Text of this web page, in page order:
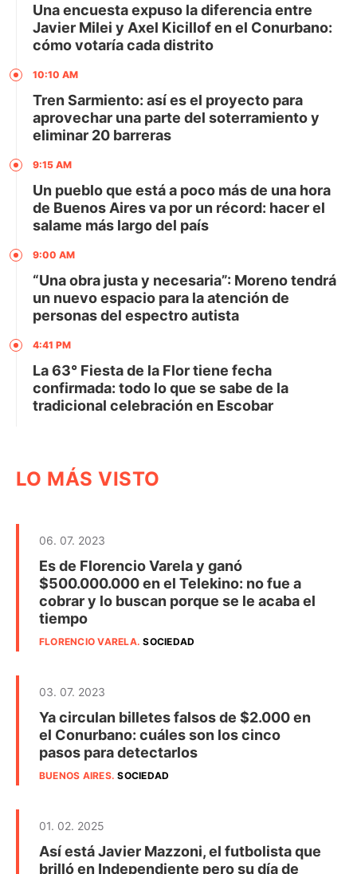
Una encuesta expuso la diferencia entre
Javier Milei y Axel Kicillof en el Conurbano:
cómo votaría cada distrito
10:10 AM
Tren Sarmiento: así es el proyecto para
aprovechar una parte del soterramiento y
eliminar 20 barreras
9:15 AM
Un pueblo que está a poco más de una hora
de Buenos Aires va por un récord: hacer el
salame más largo del país
9:00 AM
“Una obra justa y necesaria”: Moreno tendrá
un nuevo espacio para la atención de
personas del espectro autista
4:41 PM
La 63° Fiesta de la Flor tiene fecha
confirmada: todo lo que se sabe de la
tradicional celebración en Escobar
LO MÁS VISTO
06. 07. 2023
Es de Florencio Varela y ganó
$500.000.000 en el Telekino: no fue a
cobrar y lo buscan porque se le acaba el
tiempo
FLORENCIO VARELA.SOCIEDAD
03. 07. 2023
Ya circulan billetes falsos de $2.000 en
el Conurbano: cuáles son los cinco
pasos para detectarlos
BUENOS AIRES.SOCIEDAD
01. 02. 2025
Así está Javier Mazzoni, el futbolista que
brilló en Independiente pero su día de